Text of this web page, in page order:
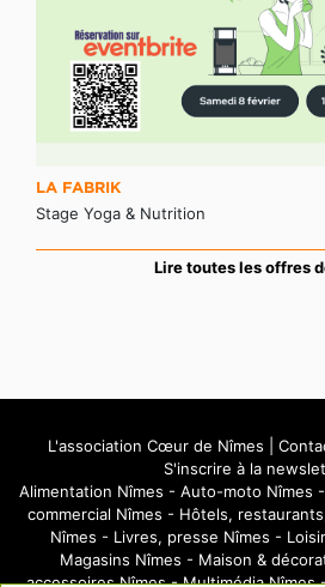
LA FABRIK
Stage Yoga & Nutrition
Lire toutes les offres
L'association Cœur de Nîmes
S'inscrire à la
Alimentation Nîmes - Auto-moto Nîmes -
commercial Nîmes - Hôtels,
Nîmes - Livres, presse Nîmes -
Magasins Nîmes - Maison &
accessoires Nîmes-Multimédia Nîmes